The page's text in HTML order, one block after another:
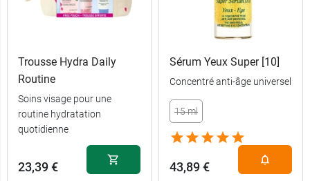
Trousse Hydra Daily
Routine
Soins visage pour une
routine hydratation
quotidienne
23,39 €
Sérum Yeux Super [10]
Concentré anti-âge universel
15 ml
43,89 €